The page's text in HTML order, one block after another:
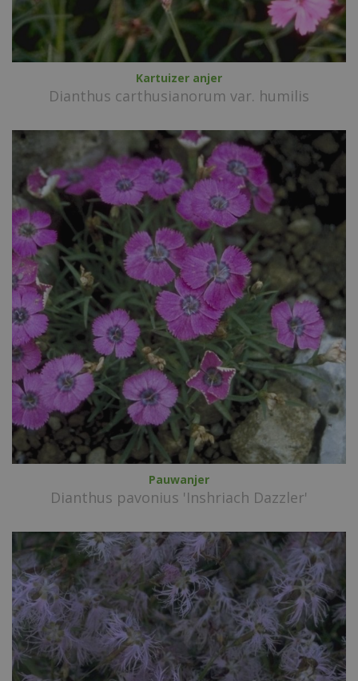
Kartuizer anjer
Dianthus carthusianorum var. humilis
Pauwanjer
Dianthus pavonius 'Inshriach Dazzler'